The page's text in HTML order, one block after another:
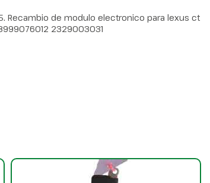
Recambio de modulo electronico para lexus ct
2329003031